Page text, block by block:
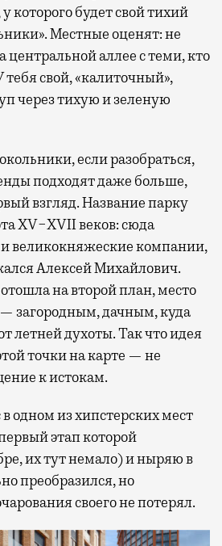
которого будет свой тихий
Местные оценят: не
центральной аллее с теми, кто
тебя свой, «калиточный»,
через тихую и зеленую
если разобраться,
подходят даже больше,
взгляд. Название парку
XV−XVII веков: сюда
великокняжеские компании,
Алексей Михайлович.
на второй план, место
загородным, дачным, куда
летней духоты. Так что идея
точки на карте — не
к истокам.
одном из хипстерских мест
этап которой
их тут немало) и ныряю в
преобразился, но
своего не потерял.